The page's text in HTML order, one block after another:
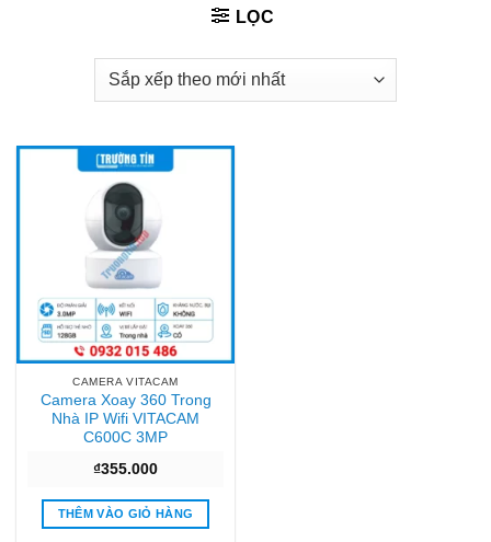
LỌC
CAMERA VITACAM
Camera Xoay 360 Trong
Nhà IP Wifi VITACAM
C600C 3MP
₫355.000
THÊM VÀO GIỎ HÀNG